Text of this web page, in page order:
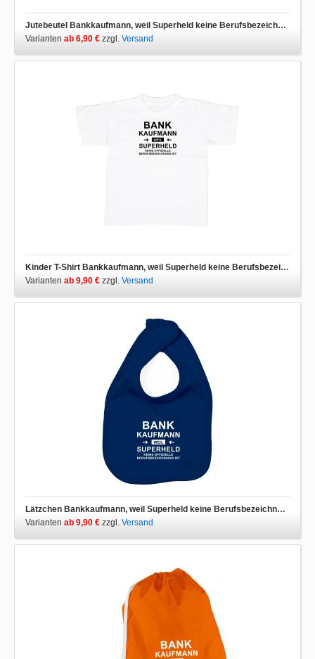
Jutebeutel Bankkaufmann, weil Superheld keine Berufsbezeichnung ist
Varianten ab 6,90 € zzgl. Versand
Kinder T-Shirt Bankkaufmann, weil Superheld keine Berufsbezeichnung ist
Varianten ab 9,90 € zzgl. Versand
Lätzchen Bankkaufmann, weil Superheld keine Berufsbezeichnung ist
Varianten ab 9,90 € zzgl. Versand